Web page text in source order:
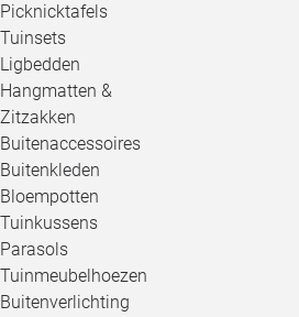
Picknicktafels
Tuinsets
Ligbedden
Hangmatten &
Zitzakken
Buitenaccessoires
Buitenkleden
Bloempotten
Tuinkussens
Parasols
Tuinmeubelhoezen
Buitenverlichting